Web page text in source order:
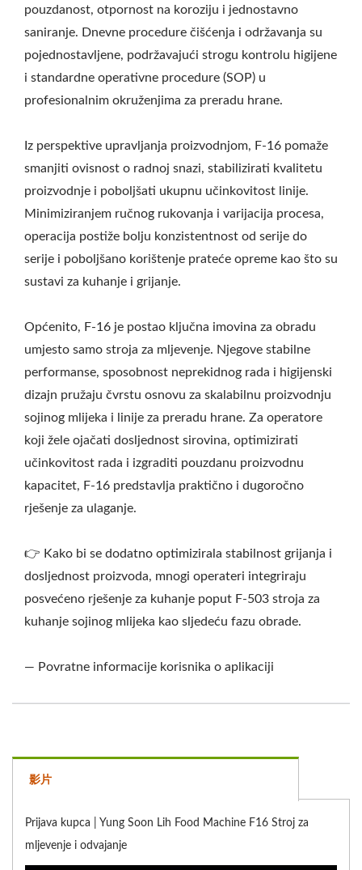
pouzdanost, otpornost na koroziju i jednostavno
saniranje. Dnevne procedure čišćenja i održavanja su
pojednostavljene, podržavajući strogu kontrolu higijene
i standardne operativne procedure (SOP) u
profesionalnim okruženjima za preradu hrane.
Iz perspektive upravljanja proizvodnjom, F-16 pomaže
smanjiti ovisnost o radnoj snazi, stabilizirati kvalitetu
proizvodnje i poboljšati ukupnu učinkovitost linije.
Minimiziranjem ručnog rukovanja i varijacija procesa,
operacija postiže bolju konzistentnost od serije do
serije i poboljšano korištenje prateće opreme kao što su
sustavi za kuhanje i grijanje.
Općenito, F-16 je postao ključna imovina za obradu
umjesto samo stroja za mljevenje. Njegove stabilne
performanse, sposobnost neprekidnog rada i higijenski
dizajn pružaju čvrstu osnovu za skalabilnu proizvodnju
sojinog mlijeka i linije za preradu hrane. Za operatore
koji žele ojačati dosljednost sirovina, optimizirati
učinkovitost rada i izgraditi pouzdanu proizvodnu
kapacitet, F-16 predstavlja praktično i dugoročno
rješenje za ulaganje.
👉 Kako bi se dodatno optimizirala stabilnost grijanja i
dosljednost proizvoda, mnogi operateri integriraju
posvećeno rješenje za kuhanje poput F-503 stroja za
kuhanje sojinog mlijeka kao sljedeću fazu obrade.
— Povratne informacije korisnika o aplikaciji
影片
Prijava kupca | Yung Soon Lih Food Machine F16 Stroj za
mljevenje i odvajanje